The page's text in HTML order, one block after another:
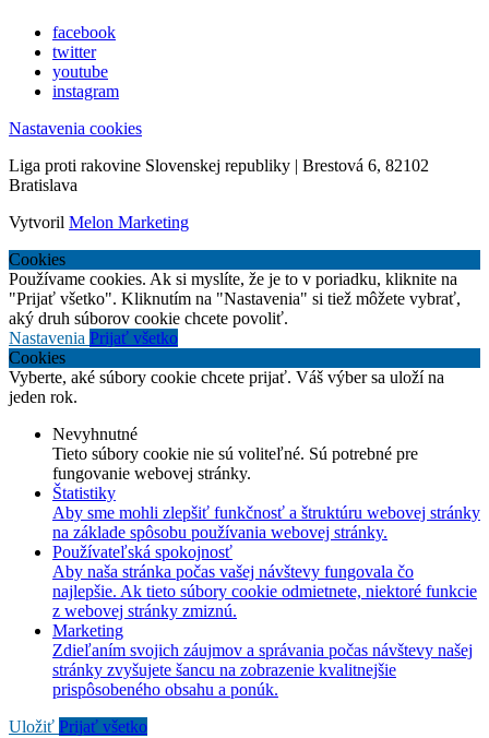
facebook
twitter
youtube
instagram
Nastavenia cookies
Liga proti rakovine Slovenskej republiky | Brestová 6, 82102
Bratislava
Vytvoril Melon Marketing
Cookies
Používame cookies. Ak si myslíte, že je to v poriadku, kliknite na
"Prijať všetko". Kliknutím na "Nastavenia" si tiež môžete vybrať,
aký druh súborov cookie chcete povoliť.
Nastavenia Prijať všetko
Cookies
Vyberte, aké súbory cookie chcete prijať. Váš výber sa uloží na
jeden rok.
Nevyhnutné
Tieto súbory cookie nie sú voliteľné. Sú potrebné pre
fungovanie webovej stránky.
Štatistiky
Aby sme mohli zlepšiť funkčnosť a štruktúru webovej stránky
na základe spôsobu používania webovej stránky.
Používateľská spokojnosť
Aby naša stránka počas vašej návštevy fungovala čo
najlepšie. Ak tieto súbory cookie odmietnete, niektoré funkcie
z webovej stránky zmiznú.
Marketing
Zdieľaním svojich záujmov a správania počas návštevy našej
stránky zvyšujete šancu na zobrazenie kvalitnejšie
prispôsobeného obsahu a ponúk.
Uložiť Prijať všetko